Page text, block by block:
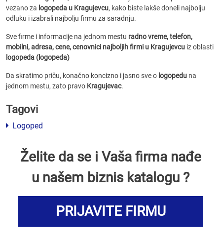
vezano za logopeda u Kragujevcu, kako biste lakše doneli najbolju
odluku i izabrali najbolju firmu za saradnju.
Sve firme i informacije na jednom mestu radno vreme, telefon,
mobilni, adresa, cene, cenovnici najboljih firmi u Kragujevcu iz oblasti
logopeda (logopeda)
Da skratimo priču, konačno koncizno i jasno sve o logopedu na
jednom mestu, zato pravo Kragujevac.
Tagovi
Logoped
Želite da se i Vaša firma nađe
u našem biznis katalogu ?
PRIJAVITE FIRMU